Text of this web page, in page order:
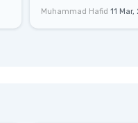
Muhammad Hafid 11